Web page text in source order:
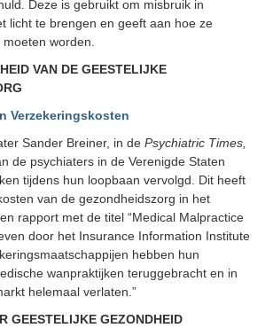
Deze is gebruikt om misbruik in
licht te brengen en geeft aan hoe ze
worden.
VAN DE GEESTELIJKE
Verzekeringskosten
Sander Breiner, in dePsychiatric Times,
de psychiaters in de Verenigde Staten
tijdens hun loopbaan vervolgd. Dit heeft
van de gezondheidszorg in het
rapport met de titel “Medical Malpractice
door het Insurance Information Institute
hebben hun
wanpraktijken teruggebracht en in
helemaal verlaten.”
GEESTELIJKE GEZONDHEID